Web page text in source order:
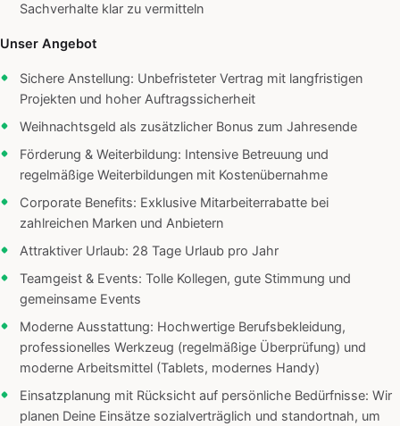
Sachverhalte klar zu vermitteln
Unser Angebot
Sichere Anstellung: Unbefristeter Vertrag mit langfristigen
Projekten und hoher Auftragssicherheit
Weihnachtsgeld als zusätzlicher Bonus zum Jahresende
Förderung & Weiterbildung: Intensive Betreuung und
regelmäßige Weiterbildungen mit Kostenübernahme
Corporate Benefits: Exklusive Mitarbeiterrabatte bei
zahlreichen Marken und Anbietern
Attraktiver Urlaub: 28 Tage Urlaub pro Jahr
Teamgeist & Events: Tolle Kollegen, gute Stimmung und
gemeinsame Events
Moderne Ausstattung: Hochwertige Berufsbekleidung,
professionelles Werkzeug (regelmäßige Überprüfung) und
moderne Arbeitsmittel (Tablets, modernes Handy)
Einsatzplanung mit Rücksicht auf persönliche Bedürfnisse: Wir
planen Deine Einsätze sozialverträglich und standortnah, um